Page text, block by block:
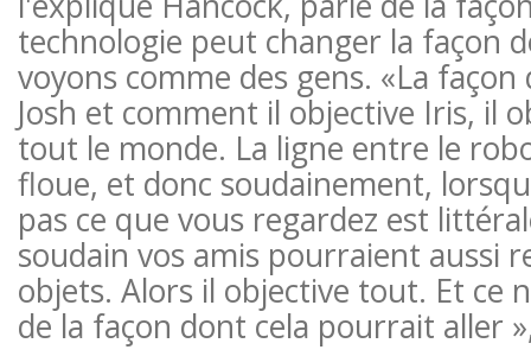
technologie peut changer la façon
voyons comme des gens. «La
Josh et comment il objective Iris, il
tout le monde. La ligne entre le
floue, et donc soudainement,
pas ce que vous regardez est
soudain vos amis pourraient aussi
objets. Alors il objective tout. Et ce
de la façon dont cela pourrait aller